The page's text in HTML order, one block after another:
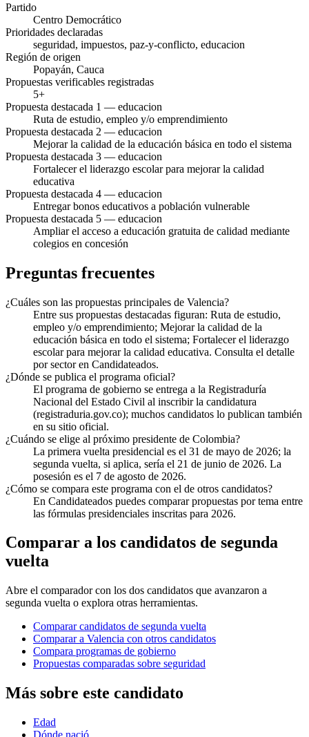
Partido
Centro Democrático
Prioridades declaradas
seguridad, impuestos, paz-y-conflicto, educacion
Región de origen
Popayán, Cauca
Propuestas verificables registradas
5+
Propuesta destacada 1 — educacion
Ruta de estudio, empleo y/o emprendimiento
Propuesta destacada 2 — educacion
Mejorar la calidad de la educación básica en todo el sistema
Propuesta destacada 3 — educacion
Fortalecer el liderazgo escolar para mejorar la calidad
educativa
Propuesta destacada 4 — educacion
Entregar bonos educativos a población vulnerable
Propuesta destacada 5 — educacion
Ampliar el acceso a educación gratuita de calidad mediante
colegios en concesión
Preguntas frecuentes
¿Cuáles son las propuestas principales de Valencia?
Entre sus propuestas destacadas figuran: Ruta de estudio,
empleo y/o emprendimiento; Mejorar la calidad de la
educación básica en todo el sistema; Fortalecer el liderazgo
escolar para mejorar la calidad educativa. Consulta el detalle
por sector en Candidateados.
¿Dónde se publica el programa oficial?
El programa de gobierno se entrega a la Registraduría
Nacional del Estado Civil al inscribir la candidatura
(registraduria.gov.co); muchos candidatos lo publican también
en su sitio oficial.
¿Cuándo se elige al próximo presidente de Colombia?
La primera vuelta presidencial es el 31 de mayo de 2026; la
segunda vuelta, si aplica, sería el 21 de junio de 2026. La
posesión es el 7 de agosto de 2026.
¿Cómo se compara este programa con el de otros candidatos?
En Candidateados puedes comparar propuestas por tema entre
las fórmulas presidenciales inscritas para 2026.
Comparar a los candidatos de segunda
vuelta
Abre el comparador con los dos candidatos que avanzaron a
segunda vuelta o explora otras herramientas.
Comparar candidatos de segunda vuelta
Comparar a Valencia con otros candidatos
Compara programas de gobierno
Propuestas comparadas sobre seguridad
Más sobre este candidato
Edad